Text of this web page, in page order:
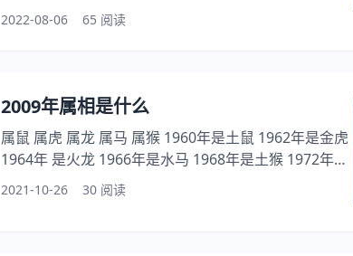
20日寅时金猪缺什么?你知道这是怎么回事？其实1971
年生肖猪五行属什么1971年属猪的是什么命，下面就一
月柱啊71年属猪禁忌楼层。 2、71年农历6月20日寅时
金猪缺什么? 生日(公历)
2022-08-06 65 阅读
2009年属相是什么
属鼠 属虎 属龙 属马 属猴 1960年是土鼠 1962年是金虎
1964年 是火龙 1966年是水马 1968年是土猴 1972年是
木鼠 1974年是水虎 1976年是土龙 1978年是火马 1980
2021-10-26 30 阅读